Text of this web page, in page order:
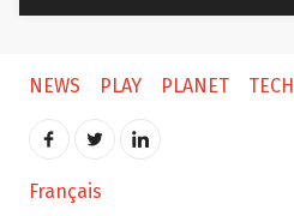
NEWS PLAY PLANET TECH
Français